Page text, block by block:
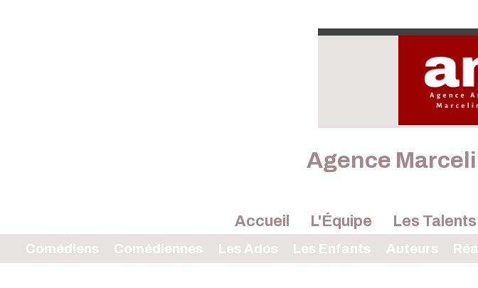
Agence
Accueil L'Équipe Les Talents
Comédiens Comédiennes Les Ados Les Enfants Auteurs